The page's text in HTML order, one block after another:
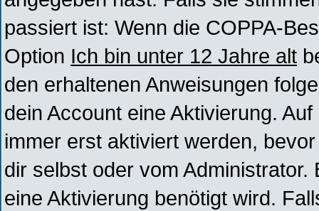
passiert ist: Wenn die COPPA-
Option Ich bin unter 12 Jahre alt
den erhaltenen Anweisungen
dein Account eine Aktivierung.
immer erst aktiviert werden,
dir selbst oder vom
eine Aktivierung benötigt wird.